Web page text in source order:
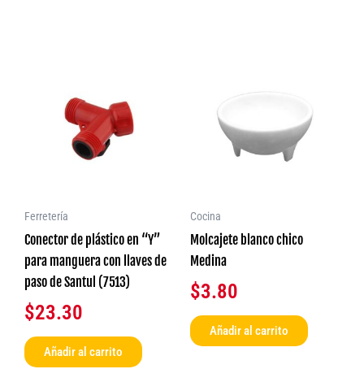
Ferretería
Conector de plástico en “Y”
para manguera con llaves de
paso de Santul (7513)
$23.30
Añadir al carrito
Cocina
Molcajete blanco chico
Medina
$3.80
Añadir al carrito